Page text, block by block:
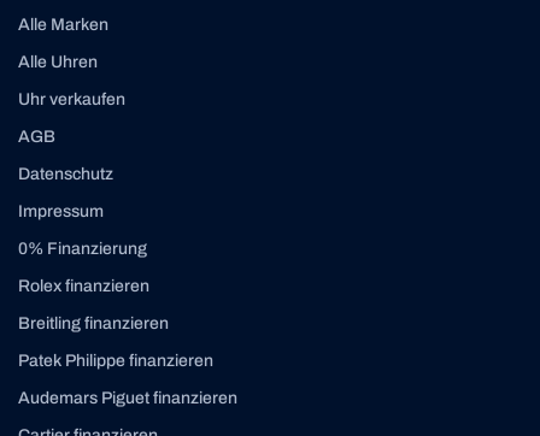
Alle Marken
Alle Uhren
Uhr verkaufen
AGB
Datenschutz
Impressum
0% Finanzierung
Rolex finanzieren
Breitling finanzieren
Patek Philippe finanzieren
Audemars Piguet finanzieren